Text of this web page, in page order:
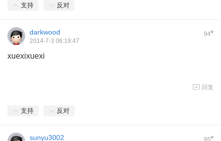
支持 反对
94#
darkwood
2014-7-3 06:19:47
xuexixuexi
回复
支持 反对
95#
sunyu3002